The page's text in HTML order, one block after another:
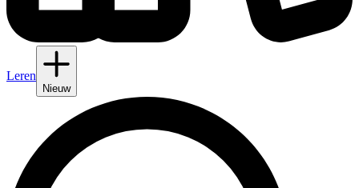
Leren
Nieuw